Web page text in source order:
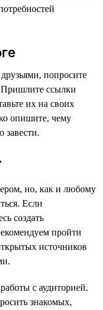
попросите
Пришлите ссылки
их на своих
опишите, чему
завести.
но, как и любому
Если
создать
пройти
источников
с аудиторией.
знакомых,